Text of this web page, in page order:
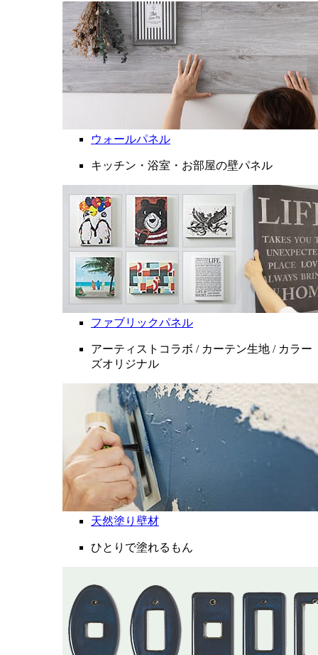
ウォールパネル
キッチン・浴室・お部屋の壁パネル
ファブリックパネル
アーティストコラボ / カーテン生地 / カラー
ズオリジナル
天然塗り壁材
ひとりで塗れるもん